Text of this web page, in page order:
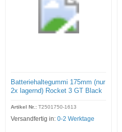
Batteriehaltegummi 175mm (nur
2x lagernd) Rocket 3 GT Black
Artikel Nr.: T2501750-1613
Versandfertig in: 0-2 Werktage